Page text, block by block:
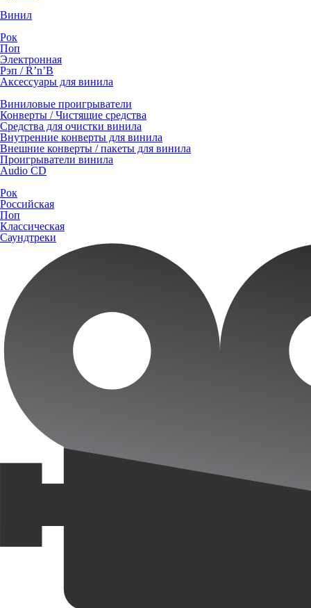
Винил
Рок
Поп
Электронная
Рэп / R’n’B
Аксессуары для винила
Виниловые проигрыватели
Конверты / Чистящие средства
Средства для очистки винила
Внутренние конверты для винила
Внешние конверты / пакеты для винила
Проигрыватели винила
Audio CD
Рок
Российская
Поп
Классическая
Саундтреки